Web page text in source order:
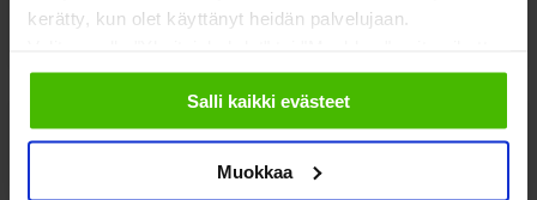
kerätty, kun olet käyttänyt heidän palvelujaan.
sallimiisi evästeisiin.
Salli kaikki evästeet
Muokkaa
alv 0%